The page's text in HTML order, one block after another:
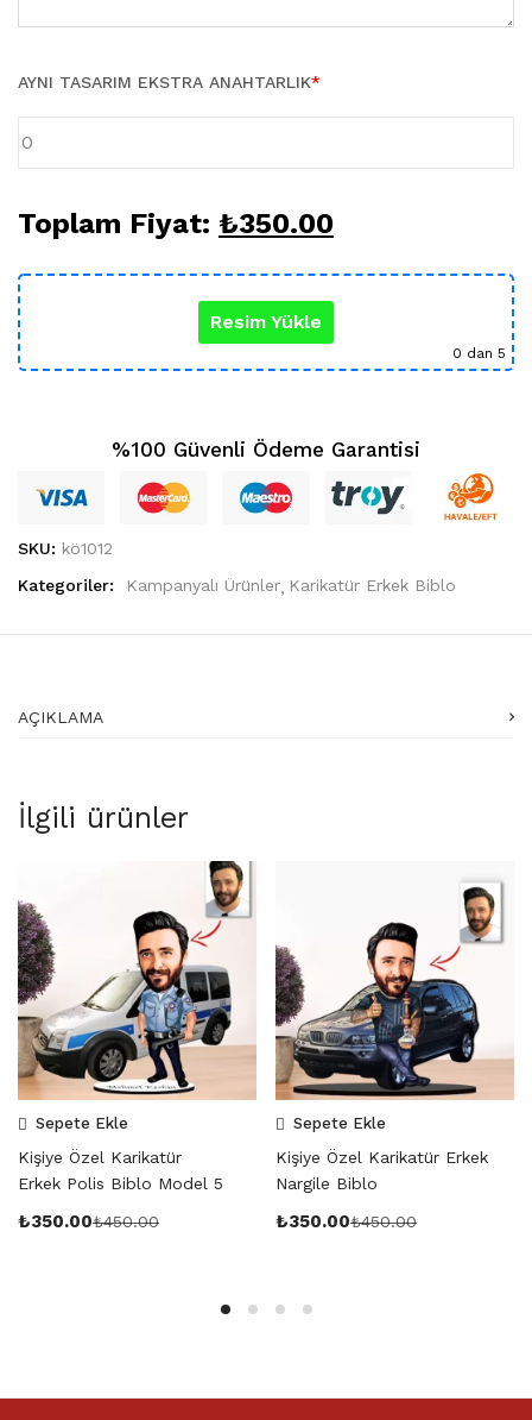
AYNI TASARIM EKSTRA ANAHTARLIK*
Toplam Fiyat: ₺350.00
Resim Yükle
0 dan 5
%100 Güvenli Ödeme Garantisi
SKU: kö1012
Kategoriler:
Kampanyalı Ürünler Karikatür Erkek Biblo
AÇIKLAMA
İlgili ürünler
Sepete Ekle
Kişiye Özel Karikatür
Erkek Polis Biblo Model 5
₺350.00₺450.00
Sepete Ekle
Kişiye Özel Karikatür Erkek
Nargile Biblo
₺350.00₺450.00